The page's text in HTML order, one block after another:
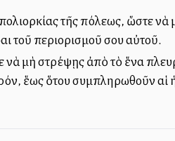
τῆς πόλεως, ὥστε νὰ
τοῦ περιορισμοῦ σου αὐτοῦ.
μὴ στρέψῃς ἀπὸ τὸ ἕνα
ἕως ὅτου συμπληρωθοῦν